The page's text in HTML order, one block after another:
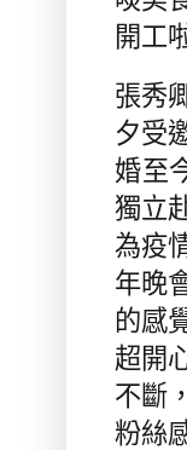
開工
張秀
夕受
婚至
獨立
為疫
年晚
的感
超開
不斷
粉絲